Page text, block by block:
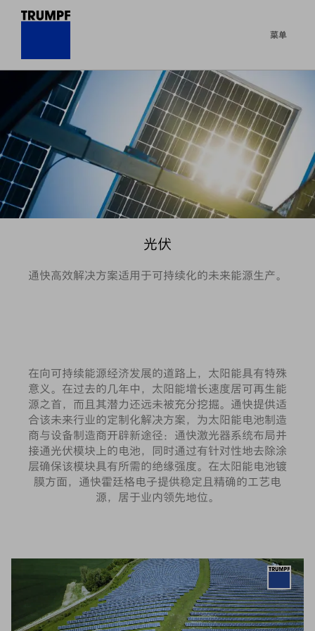
菜单
光伏
通快高效解决方案适用于可持续化的未来能源生产。
在向可持续能源经济发展的道路上，太阳能具有特殊
意义。在过去的几年中，太阳能增长速度居可再生能
源之首，而且其潜力还远未被充分挖掘。通快提供适
合该未来行业的定制化解决方案，为太阳能电池制造
商与设备制造商开辟新途径：通快激光器系统布局并
接通光伏模块上的电池，同时通过有针对性地去除涂
层确保该模块具有所需的绝缘强度。在太阳能电池镀
膜方面，通快霍廷格电子提供稳定且精确的工艺电
源，居于业内领先地位。